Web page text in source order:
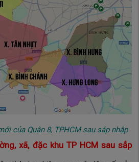
của Quận 8, TPHCM sau sáp nhập
xã, đặc khu TP HCM sau sắp